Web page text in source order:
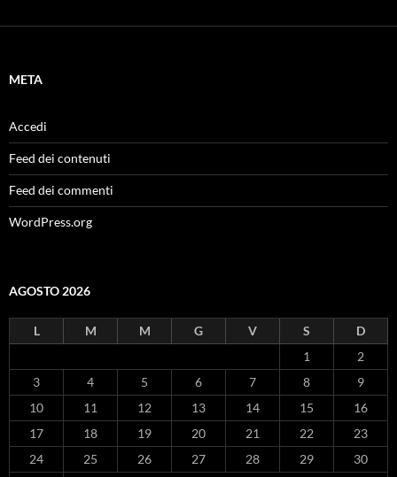
META
Accedi
Feed dei contenuti
Feed dei commenti
WordPress.org
AGOSTO 2026
L M M G V S
D
1
2
3
4 5 6 7 8
9
10
11 12 13 14 15
16
17
18 19 20 21 22
23
24
25 26 27 28 29 30